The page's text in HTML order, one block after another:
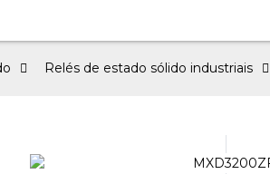
Relés de estado sólido industriais